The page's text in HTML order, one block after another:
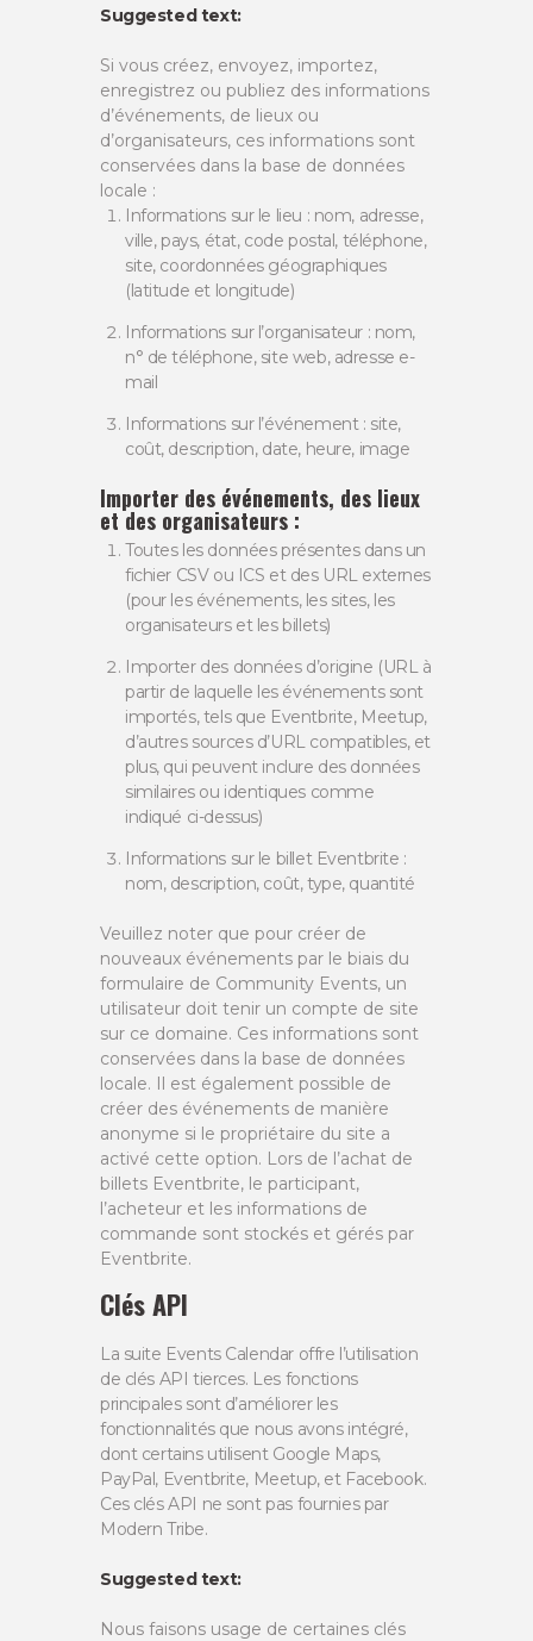
Suggested text:
Si vous créez, envoyez, importez,
enregistrez ou publiez des informations
d’événements, de lieux ou
d’organisateurs, ces informations sont
conservées dans la base de données
locale :
Informations sur le lieu : nom, adresse,
ville, pays, état, code postal, téléphone,
site, coordonnées géographiques
(latitude et longitude)
Informations sur l’organisateur : nom,
n° de téléphone, site web, adresse e-
mail
Informations sur l’événement : site,
coût, description, date, heure, image
Importer des événements, des lieux
et des organisateurs :
Toutes les données présentes dans un
fichier CSV ou ICS et des URL externes
(pour les événements, les sites, les
organisateurs et les billets)
Importer des données d’origine (URL à
partir de laquelle les événements sont
importés, tels que Eventbrite, Meetup,
d’autres sources d’URL compatibles, et
plus, qui peuvent inclure des données
similaires ou identiques comme
indiqué ci-dessus)
Informations sur le billet Eventbrite :
nom, description, coût, type, quantité
Veuillez noter que pour créer de
nouveaux événements par le biais du
formulaire de Community Events, un
utilisateur doit tenir un compte de site
sur ce domaine. Ces informations sont
conservées dans la base de données
locale. Il est également possible de
créer des événements de manière
anonyme si le propriétaire du site a
activé cette option. Lors de l’achat de
billets Eventbrite, le participant,
l’acheteur et les informations de
commande sont stockés et gérés par
Eventbrite.
Clés API
La suite Events Calendar offre l’utilisation
de clés API tierces. Les fonctions
principales sont d’améliorer les
fonctionnalités que nous avons intégré,
dont certains utilisent Google Maps,
PayPal, Eventbrite, Meetup, et Facebook.
Ces clés API ne sont pas fournies par
Modern Tribe.
Suggested text:
Nous faisons usage de certaines clés